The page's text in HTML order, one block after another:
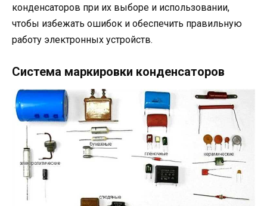
конденсаторов при их выборе и использовании,
чтобы избежать ошибок и обеспечить правильную
работу электронных устройств.
Система маркировки конденсаторов